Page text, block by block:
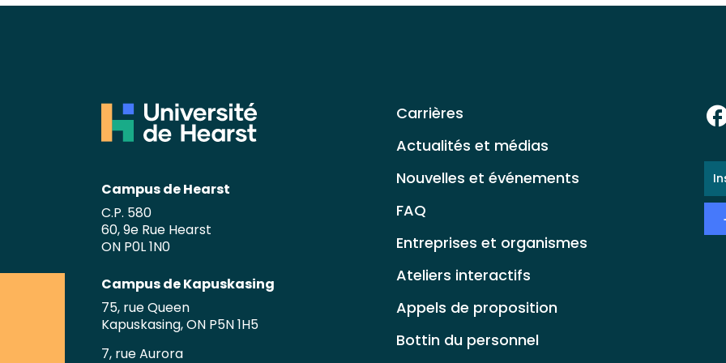
Campus de Hearst
C.P. 580
60, 9e Rue Hearst
ON P0L 1N0
Campus de Kapuskasing
75, rue Queen
Kapuskasing, ON P5N 1H5
7, rue Aurora
Carrières
Actualités et médias
Nouvelles et événements
FAQ
Entreprises et organismes
Ateliers interactifs
Appels de proposition
Bottin du personnel
E-
*